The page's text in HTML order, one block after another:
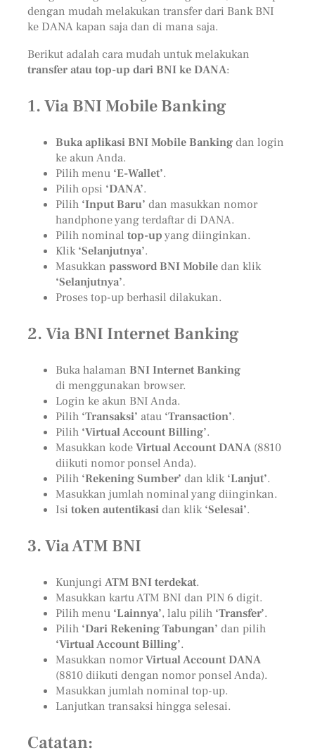
dengan mudah melakukan transfer dari Bank BNI
ke DANA kapan saja dan di mana saja.
Berikut adalah cara mudah untuk melakukan
transfer atau top-up dari BNI ke DANA:
1.Via BNI Mobile Banking
Buka aplikasi BNI Mobile Bankingdan login
ke akun Anda.
Pilih menu ‘E-Wallet’.
Pilih opsi ‘DANA’.
Pilih ‘Input Baru’ dan masukkan nomor
handphone yang terdaftar di DANA.
Pilih nominal top-upyang diinginkan.
Klik‘Selanjutnya’.
Masukkan password BNI Mobiledan klik
‘Selanjutnya’.
Proses top-up berhasil dilakukan.
2.Via BNI Internet Banking
Buka halaman BNI Internet Banking
di menggunakan browser.
Login ke akun BNI Anda.
Pilih ‘Transaksi’ atau ‘Transaction’.
Pilih ‘Virtual Account Billing’.
Masukkan kodeVirtual Account DANA(8810
diikuti nomor ponsel Anda).
Pilih ‘Rekening Sumber’ dan klik‘Lanjut’.
Masukkan jumlah nominal yang diinginkan.
Isi token autentikasidan klik‘Selesai’.
3.Via ATM BNI
Kunjungi ATM BNI terdekat.
Masukkan kartu ATM BNI dan PIN 6 digit.
Pilih menu ‘Lainnya’, lalu pilih ‘Transfer’.
Pilih ‘Dari Rekening Tabungan’ dan pilih
‘Virtual Account Billing’.
Masukkan nomorVirtual Account DANA
(8810 diikuti dengan nomor ponsel Anda).
Masukkan jumlah nominal top-up.
Lanjutkan transaksi hingga selesai.
Catatan: